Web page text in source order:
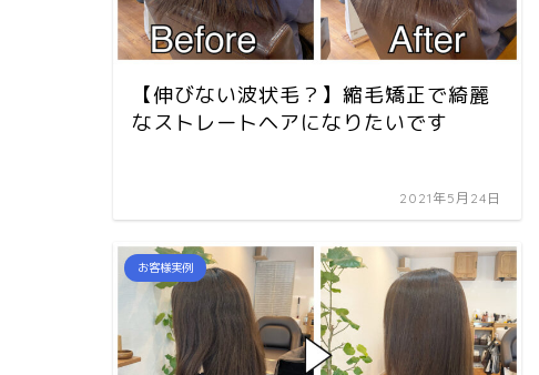
【伸びない波状毛？】縮毛矯正で綺麗
なストレートヘアになりたいです
2021年5月24日
お客様実例